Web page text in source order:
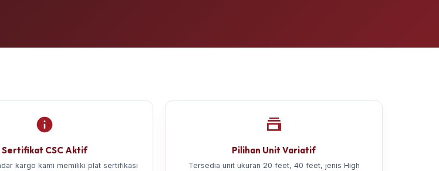
Sertifikat CSC Aktif
kargo kami memiliki plat sertifikasi
Pilihan Unit Variatif
Tersedia unit ukuran 20 feet, 40 feet, jenis High